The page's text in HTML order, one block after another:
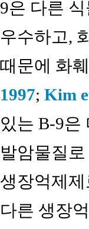
9은 다른
우수하고,
때문에 화
1997; Kim
있는 B-9은
발암물질
생장억제
다른 생장